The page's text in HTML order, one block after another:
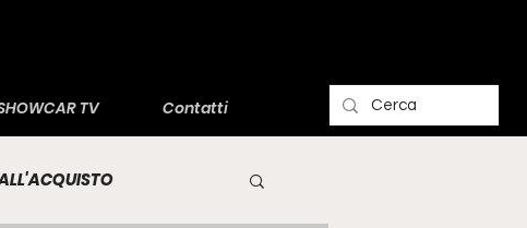
TV Contatti